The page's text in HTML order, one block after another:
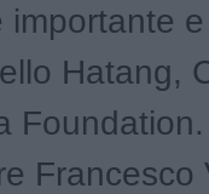
importante
Hatang,
Francesco